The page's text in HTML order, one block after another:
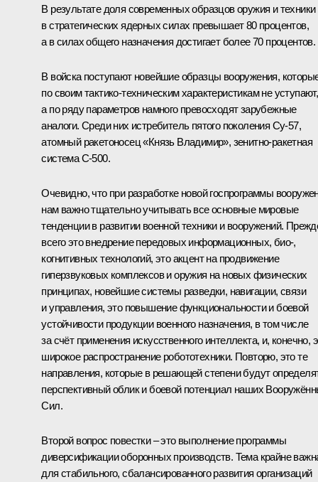
В результате доля современных образцов оружия и техники
в стратегических ядерных силах превышает 80 процентов,
а в силах общего назначения достигает более 70 процентов.
В войска поступают новейшие образцы вооружения,
по своим тактико-техническим характеристикам не уступают,
а по ряду параметров намного превосходят зарубежные
аналоги. Среди них истребитель пятого поколения Су-57,
атомный ракетоносец «Князь Владимир», зенитно-ракетная
система С-500.
Очевидно, что при разработке новой госпрограммы
нам важно тщательно учитывать все основные мировые
тенденции в развитии военной техники и вооружений.
всего это внедрение передовых информационных, био-,
когнитивных технологий, это акцент на продвижение
гиперзвуковых комплексов и оружия на новых физических
принципах, новейшие системы разведки, навигации, связи
и управления, это повышение функциональности и боевой
устойчивости продукции военного назначения, в том числе
за счёт применения искусственного интеллекта, и, конечно,
широкое распространение робототехники. Повторю, это те
направления, которые в решающей степени будут
перспективный облик и боевой потенциал наших
Сил.
Второй вопрос повестки – это выполнение программы
диверсификации оборонных производств. Тема крайне
для стабильного, сбалансированного развития организаций